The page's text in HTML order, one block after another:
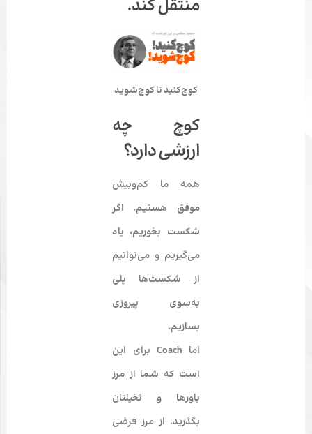
منتقل کند.
کوچ‌کنید تا کوچ‌شوید
کوچ چه
ارزشی دارد؟
همه ما کم‌وبیش
موفق هستیم. اگر
شکست بخوریم، یاد
می‌گیریم و می‌توانیم
از شکست‌ها پلی
به‌سوی پیروزی
بسازیم.
اما Coach برای این
است که شما از مرز
باورها و تخیلتان
بگذرید. از مرز فرضی